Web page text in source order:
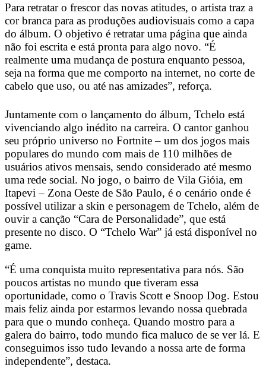
Para retratar o frescor das novas atitudes, o artista traz a
cor branca para as produções audiovisuais como a capa
do álbum. O objetivo é retratar uma página que ainda
não foi escrita e está pronta para algo novo. “É
realmente uma mudança de postura enquanto pessoa,
seja na forma que me comporto na internet, no corte de
cabelo que uso, ou até nas amizades”, reforça.
Juntamente com o lançamento do álbum, Tchelo está
vivenciando algo inédito na carreira. O cantor ganhou
seu próprio universo no Fortnite – um dos jogos mais
populares do mundo com mais de 110 milhões de
usuários ativos mensais, sendo considerado até mesmo
uma rede social. No jogo, o bairro de Vila Gióia, em
Itapevi – Zona Oeste de São Paulo, é o cenário onde é
possível utilizar a skin e personagem de Tchelo, além de
ouvir a canção “Cara de Personalidade”, que está
presente no disco. O “Tchelo War” já está disponível no
game.
“É uma conquista muito representativa para nós. São
poucos artistas no mundo que tiveram essa
oportunidade, como o Travis Scott e Snoop Dog. Estou
mais feliz ainda por estarmos levando nossa quebrada
para que o mundo conheça. Quando mostro para a
galera do bairro, todo mundo fica maluco de se ver lá. E
conseguimos isso tudo levando a nossa arte de forma
independente”, destaca.